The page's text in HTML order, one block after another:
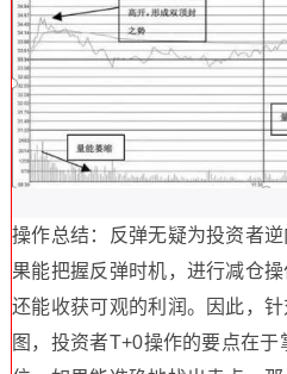
操作总结：反弹无疑为投资者
果能把握反弹时机，进行减仓
还能收获可观的利润。因此，
图，投资者T+0操作的要点在